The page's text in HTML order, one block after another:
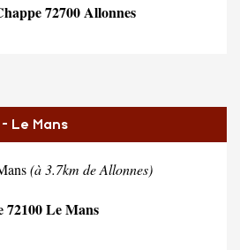
72700 Allonnes
Le Mans
(à 3.7km de Allonnes)
72100 Le Mans